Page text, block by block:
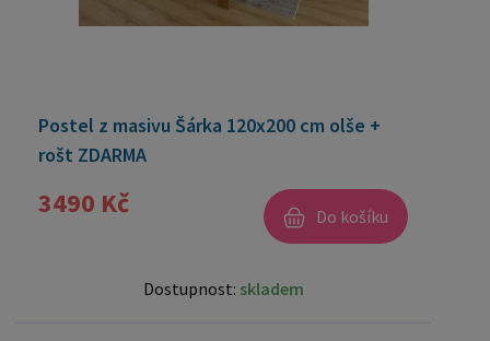
Postel z masivu Šárka 120x200 cm olše +
rošt ZDARMA
3490 Kč Do košíku
Dostupnost: skladem